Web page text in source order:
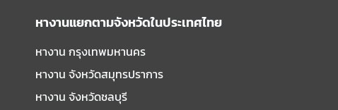
หางานแยกตามจังหวัดในประเทศไทย
หางาน กรุงเทพมหานคร
หางาน จังหวัดสมุทรปราการ
หางาน จังหวัดชลบุรี